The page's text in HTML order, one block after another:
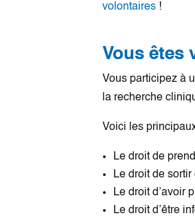
volontaires !
Vous êtes
Vous participez à
la recherche
Voici les
Le droit de
Le droit de
Le droit d’avoir
Le droit d’être